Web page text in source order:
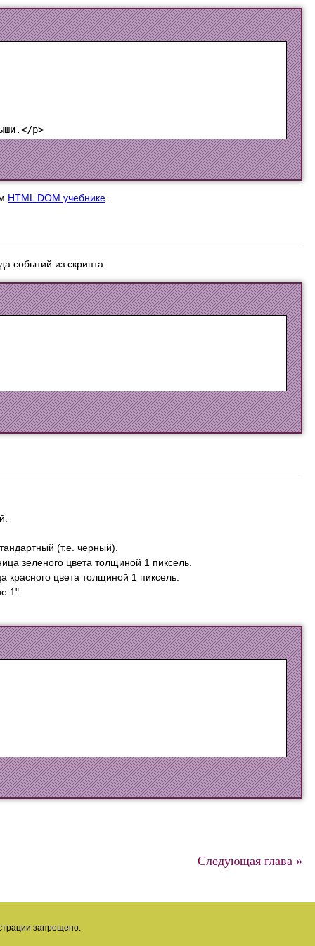
HTML DOM учебнике.
событий из скрипта.
(т.е. черный).
зеленого цвета толщиной 1 пиксель.
красного цвета толщиной 1 пиксель.
1".
Следующая глава »
запрещено.